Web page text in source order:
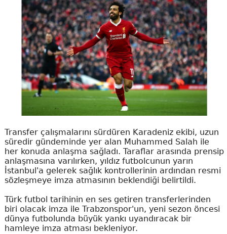
Transfer çalışmalarını sürdüren Karadeniz ekibi, uzun
süredir gündeminde yer alan Muhammed Salah ile
her konuda anlaşma sağladı. Taraflar arasında prensip
anlaşmasına varılırken, yıldız futbolcunun yarın
İstanbul'a gelerek sağlık kontrollerinin ardından resmi
sözleşmeye imza atmasının beklendiği belirtildi.
Türk futbol tarihinin en ses getiren transferlerinden
biri olacak imza ile Trabzonspor'un, yeni sezon öncesi
dünya futbolunda büyük yankı uyandıracak bir
hamleye imza atması bekleniyor.